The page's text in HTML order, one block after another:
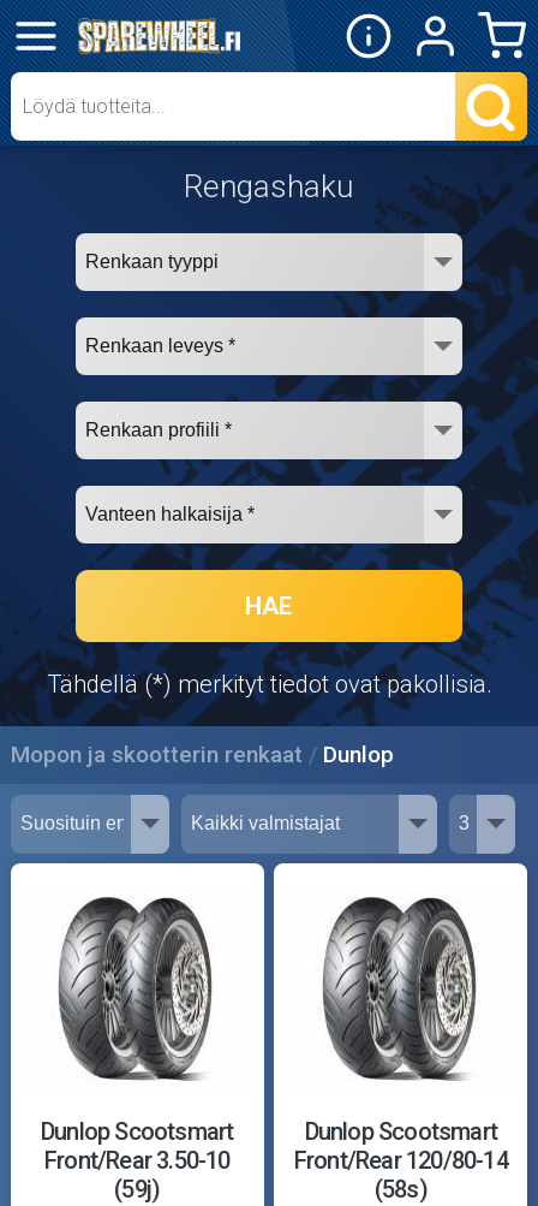
✕
Mopon osat
Skootterin osat
Crossipyörän osat
Moottoripyörän osat
Moottorikelkan osat
Mopoauton osat
Mönkijän osat
Puutarha ja metsä
Ajovarusteet
Nastarenkaat
Renkaat ja vanteet
Öljyt ja kemikaalit
Työkalut
Outlet-tuotteet
Rengashaku
HAE
Tähdellä (*) merkityt tiedot ovat pakollisia.
Mopon ja skootterin renkaat Dunlop
Dunlop Scootsmart
Front/Rear 3.50-10
(59j)
Dunlop Scootsmart
Front/Rear 120/80-14
(58s)